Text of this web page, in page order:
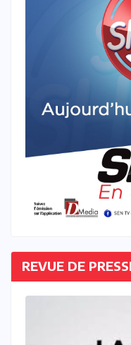
REVUE DE